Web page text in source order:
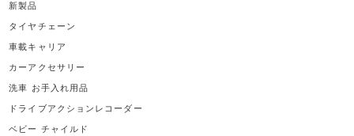
新製品
タイヤチェーン
車載キャリア
カーアクセサリー
洗車 お手入れ用品
ドライブアクションレコーダー
ベビー チャイルド